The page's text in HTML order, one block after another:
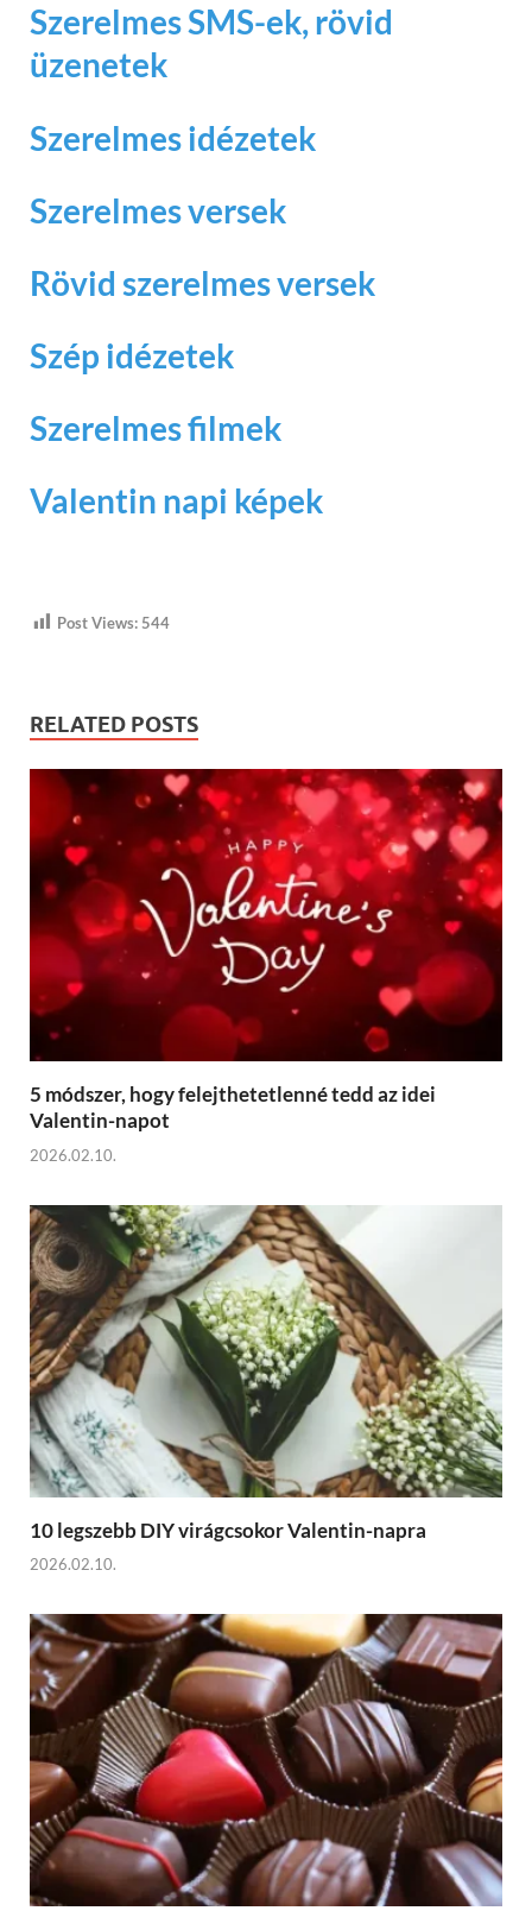
Szerelmes SMS-ek, rövid
üzenetek
Szerelmes idézetek
Szerelmes versek
Rövid szerelmes versek
Szép idézetek
Szerelmes filmek
Valentin napi képek
Post Views: 544
RELATED POSTS
5 módszer, hogy felejthetetlenné tedd az idei
Valentin-napot
2026.02.10.
10 legszebb DIY virágcsokor Valentin-napra
2026.02.10.